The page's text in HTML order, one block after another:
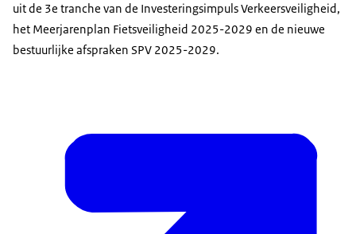
uit de 3e tranche van de Investeringsimpuls Verkeersveiligheid,
het Meerjarenplan Fietsveiligheid 2025-2029 en de nieuwe
bestuurlijke afspraken SPV 2025-2029.